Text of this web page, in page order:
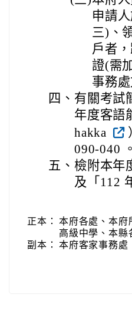
申請
三)、
戶者
證(需
事務
四、 有關考試
年度客語
hakka
090-040 。
五、 檢附本年
及「112
正本： 本府各處、本府
高級中學、本縣
副本： 本府客家事務處